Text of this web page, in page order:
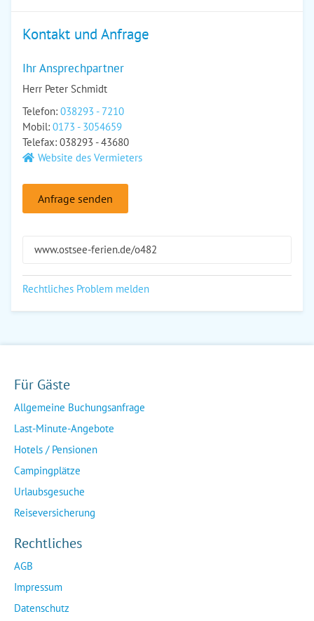
Kontakt und Anfrage
Ihr Ansprechpartner
Herr Peter Schmidt
Telefon: 038293 - 7210
Mobil: 0173 - 3054659
Telefax: 038293 - 43680
Website des Vermieters
Anfrage senden
www.ostsee-ferien.de/o482
Rechtliches Problem melden
Für Gäste
Allgemeine Buchungsanfrage
Last-Minute-Angebote
Hotels / Pensionen
Campingplätze
Urlaubsgesuche
Reiseversicherung
Rechtliches
AGB
Impressum
Datenschutz